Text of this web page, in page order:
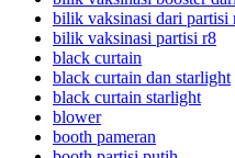
bilik vaksinasi dari partisi
bilik vaksinasi partisi r8
black curtain
black curtain dan starlight
black curtain starlight
blower
booth pameran